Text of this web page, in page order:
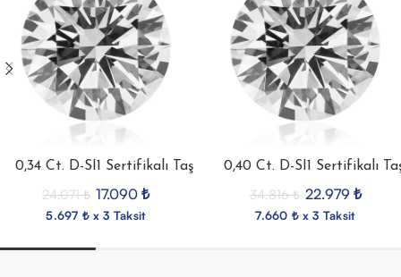
0,34 Ct. D-SI1 Sertifikalı Taş
24.071₺ 17.090 ₺
5.697 ₺ x 3 Taksit
0,40 Ct. D-SI1 Sertifikalı
34.816₺ 22.979 ₺
7.660 ₺ x 3 Taksit